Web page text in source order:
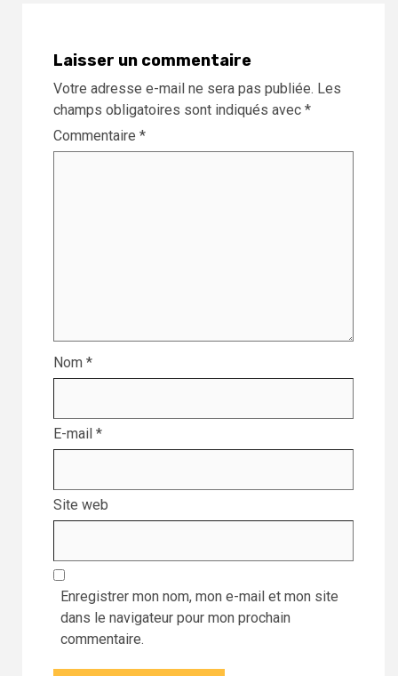
Laisser un commentaire
Votre adresse e-mail ne sera pas publiée. Les
champs obligatoires sont indiqués avec *
Commentaire *
Nom *
E-mail *
Site web
Enregistrer mon nom, mon e-mail et mon site
dans le navigateur pour mon prochain
commentaire.